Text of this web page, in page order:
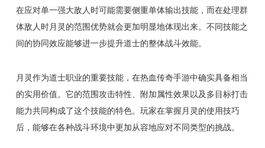
在应对单一强大敌人时可能需要侧重单体输出技能，而在处理群
体敌人时月灵的范围优势就会更加明显地体现出来。不同技能之
间的协同效应能够进一步提升道士的整体战斗效能。
月灵作为道士职业的重要技能，在热血传奇手游中确实具备相当
的实用价值。它的范围攻击特性、附加属性效果以及多目标打击
能力共同构成了这个技能的特色。玩家在掌握月灵的使用技巧
后，能够在各种战斗环境中更加从容地应对不同类型的挑战。